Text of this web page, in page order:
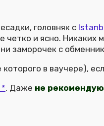
головняк с
четко и ясно. Никаких
заморочек с
в ваучере),
. Даже не